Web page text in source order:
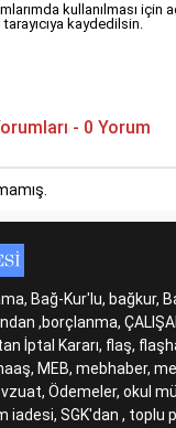
kullanılması için
kaydedilsin.
- 0 Yorum
Bağ-Kur'lu, bağkur,
,borçlanma,
İptal Kararı, flaş,
MEB, mebhaber,
Ödemeler, okul
iadesi, SGK'dan , toplu